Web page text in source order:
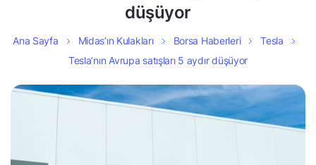
düşüyor
Ana Sayfa Midas’ın Kulakları Borsa Haberleri
Tesla
Tesla’nın Avrupa satışları 5 aydır düşüyor